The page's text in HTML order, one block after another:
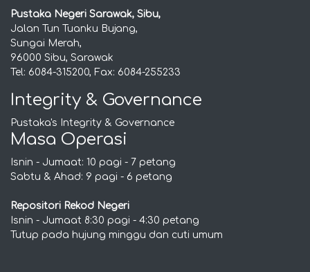
Pustaka Negeri Sarawak, Sibu,
Jalan Tun Tuanku Bujang,
Sungai Merah,
96000 Sibu, Sarawak
Tel: 6084-315200, Fax: 6084-255233
Integrity & Governance
Pustaka's Integrity & Governance
Masa Operasi
Isnin - Jumaat: 10 pagi - 7 petang
Sabtu & Ahad: 9 pagi - 6 petang
Repositori Rekod Negeri
Isnin - Jumaat 8:30 pagi - 4:30 petang
Tutup pada hujung minggu dan cuti umum